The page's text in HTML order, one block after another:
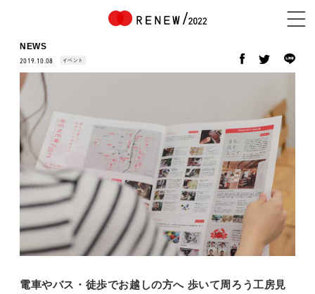
NEWS
ABOUT
CONTENTS
NEWS
2019.10.08 イベント
電車やバス・徒歩でお越しの方へ 歩いて周ろう工房見